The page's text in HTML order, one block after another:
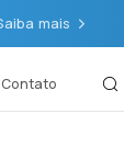
mais
Contato